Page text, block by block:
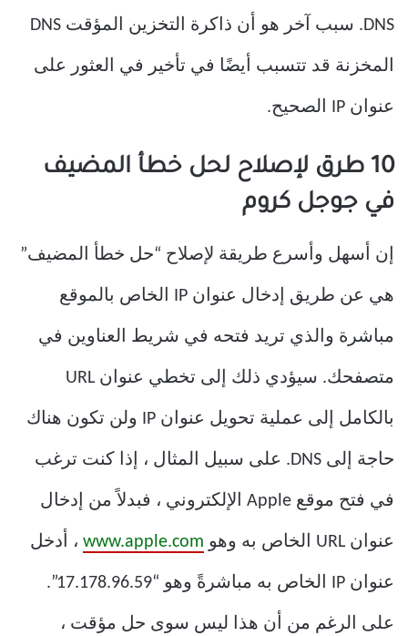
DNS. سبب آخر هو أن ذاكرة التخزين المؤقت DNS
المخزنة قد تتسبب أيضًا في تأخير في العثور على
عنوان IP الصحيح.
10 طرق لإصلاح لحل خطأ المضيف
في جوجل كروم
إن أسهل وأسرع طريقة لإصلاح “حل خطأ المضيف”
هي عن طريق إدخال عنوان IP الخاص بالموقع
مباشرة والذي تريد فتحه في شريط العناوين في
متصفحك. سيؤدي ذلك إلى تخطي عنوان URL
بالكامل إلى عملية تحويل عنوان IP ولن تكون هناك
حاجة إلى DNS. على سبيل المثال ، إذا كنت ترغب
في فتح موقع Apple الإلكتروني ، فبدلاً من إدخال
عنوان URL الخاص به وهو www.apple.com ، أدخل
عنوان IP الخاص به مباشرةً وهو “17.178.96.59”.
على الرغم من أن هذا ليس سوى حل مؤقت ،